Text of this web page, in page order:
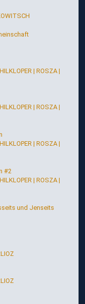
| ROSZA |
| ROSZA |
| ROSZA |
#2
| ROSZA |
und Jenseits